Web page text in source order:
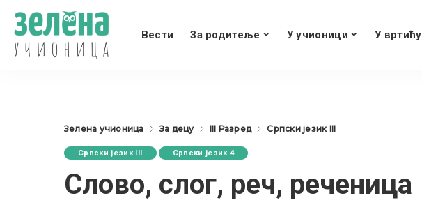
Вести За родитеље У учионици У вртићу
Зелена учионица За децу III Разред Српски језик III
Српски језик III Српски језик 4
Слово, слог, реч, реченица